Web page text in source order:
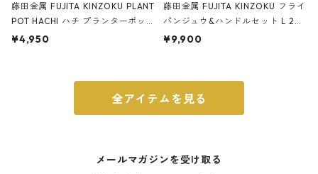
藤田金属 FUJITA KINZOKU PLANT
POT HACHI ハチ プランターポッ
ト 3号 ブラック
¥4,950
藤田金属 FUJITA KINZOKU フライ
パンジュウ&ハンドルセット L 24c
m ガス火・IH対応 鉄フライパン
¥9,900
全アイテムを見る
メールマガジンを受け取る